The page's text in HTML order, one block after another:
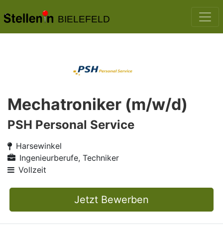
BIELEFELD
Mechatroniker (m/w/d)
PSH Personal Service
Harsewinkel
Ingenieurberufe, Techniker
Vollzeit
Jetzt Bewerben